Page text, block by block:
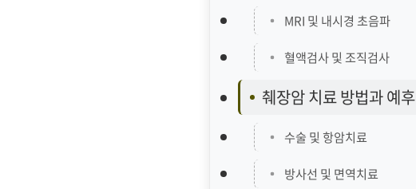
MRI 및 내시경 초음파
혈액검사 및 조직검사
췌장암 치료 방법과 예후
수술 및 항암치료
방사선 및 면역치료